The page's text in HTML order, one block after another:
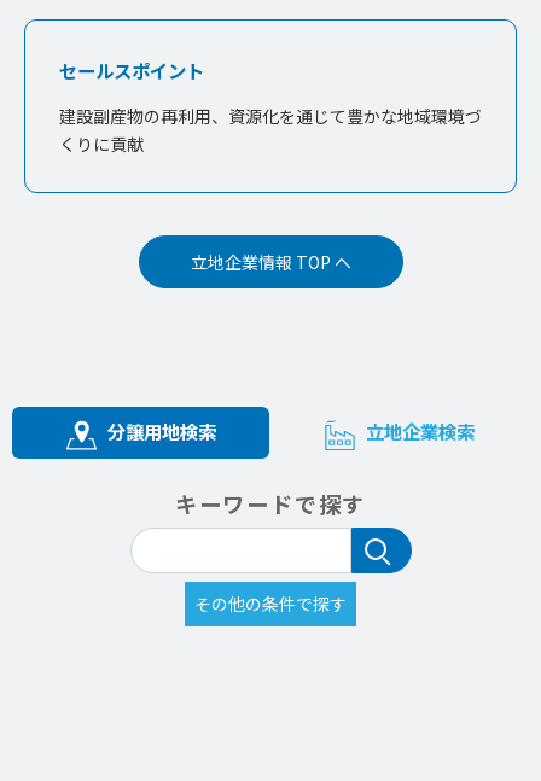
セールスポイント
建設副産物の再利用、資源化を通じて豊かな地域環境づ
くりに貢献
立地企業情報 TOP へ
分譲用地検索 立地企業検索
キーワードで探す